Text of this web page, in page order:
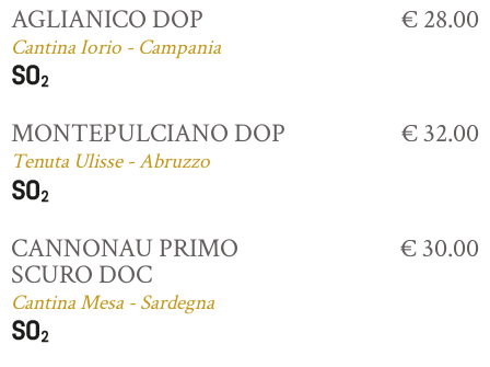
AGLIANICO DOP
Cantina Iorio - Campania
€ 28.00
MONTEPULCIANO DOP
Tenuta Ulisse - Abruzzo
€ 32.00
CANNONAU PRIMO
SCURO DOC
Cantina Mesa - Sardegna
€ 30.00